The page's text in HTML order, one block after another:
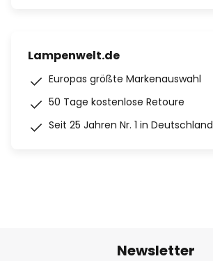
Lampenwelt.de
Europas größte Markenauswahl
50 Tage kostenlose Retoure
Seit 25 Jahren Nr. 1 in Deutschland
Newsletter